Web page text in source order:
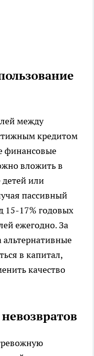
между
кредитом
финансовые
вложить в
или
пассивный
15-17% годовых
ежегодно. За
альтернативные
в капитал,
качество